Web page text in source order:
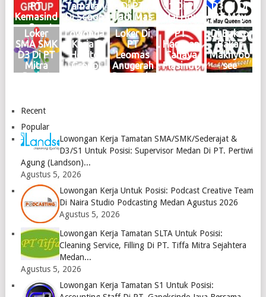
Juni 2026
Logo
Mei 2026
Logo
Mei 2026
Logo
2025
Logo
2025
Logo
PT
Kemasind
o Cepat
Medan
Oktober
2024
Logo
Tamatan
Di Scoop
Medan
Juni 2024
Logo
Di PT
Jadi Mas
Medan
KIM
Mabar
April
2024
S1 Di PT
Hai Hou
Medan
Januari
2024
Logo
D3 S1 Di
PT May
Queen
Son
Medan
2024
Logo
Loker
SMA SMK
D3 Di PT
Mitra
Berkat
2023
Lowonga
n Kerja Di
Hokito
Group
Loker Di
PT
Leomas
Anugerah
Bersauda
PT.
Harapan
Cahaya
Plasindo
Di Bakso
Bakar
Maknyoo
see
Recent
Popular
Lowongan Kerja Tamatan SMA/SMK/Sederajat &
D3/S1 Untuk Posisi: Supervisor Medan Di PT. Pertiwi
Agung (Landson)...
Agustus 5, 2026
Lowongan Kerja Untuk Posisi: Podcast Creative Team
Di Naira Studio Podcasting Medan Agustus 2026
Agustus 5, 2026
Lowongan Kerja Tamatan SLTA Untuk Posisi:
Cleaning Service, Filling Di PT. Tiffa Mitra Sejahtera
Medan...
Agustus 5, 2026
Lowongan Kerja Tamatan S1 Untuk Posisi: